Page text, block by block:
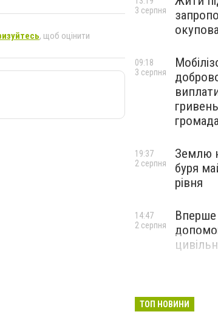
, щоб оцінити
3 серпня
09:18
3 серпня
Землю
буря
рівня
19:37
2 серпня
Вперше
14:47
2 серпня
ТОП НОВИНИ